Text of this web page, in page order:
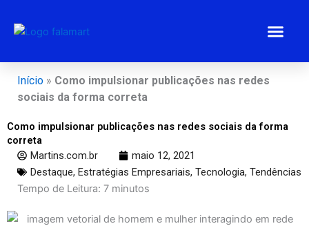
para
Início » Como impulsionar publicações nas redes
sociais da forma correta
Como impulsionar publicações nas redes sociais da forma
correta
Martins.com.br
maio 12, 2021
Destaque, Estratégias Empresariais, Tecnologia, Tendências
Tempo de Leitura: 7 minutos